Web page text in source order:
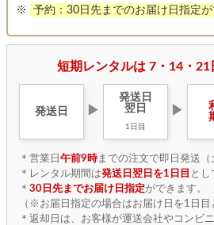
※
予約：30日先までのお届け日指定
短期レンタルは 7・14・21
発送日 ▶
発送日
翌日
1日目
▶
＊営業日 午前9時までの注文で即日発送（
＊レンタル期間は発送日翌日を1日目 とし
＊ 30日先までお届け日指定ができます。
（※お届日指定の場合はお届け日を1日目
＊返却日は、お客様が運送会社やコンビ